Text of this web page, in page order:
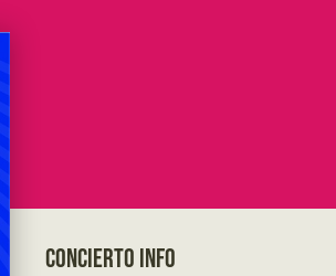
CONCIERTO INFO